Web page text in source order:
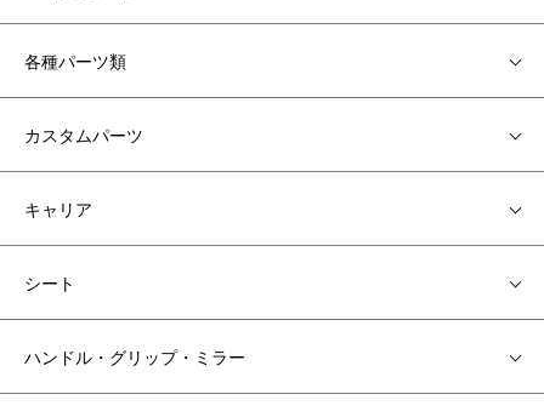
各種パーツ類
カスタムパーツ
キャリア
シート
ハンドル・グリップ・ミラー